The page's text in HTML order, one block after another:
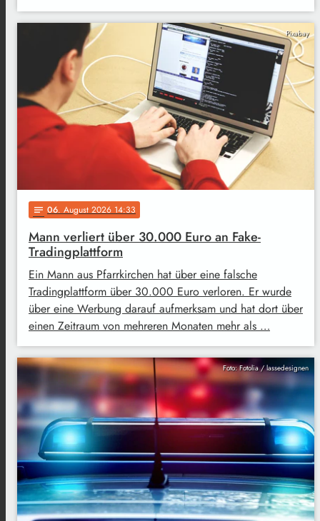
Pixabay
notes 06. August 2026 14:33
Mann verliert über 30.000 Euro an Fake-
Tradingplattform
Ein Mann aus Pfarrkirchen hat über eine falsche
Tradingplattform über 30.000 Euro verloren. Er wurde
über eine Werbung darauf aufmerksam und hat dort über
einen Zeitraum von mehreren Monaten mehr als …
Foto: Fotolia / lassedesignen